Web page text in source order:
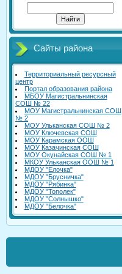
Сайты района
Территориальный ресурсный
центр
Портал образования района
МБОУ Магистральнинская
СОШ № 22
МОУ Магистральнинская СОШ
№ 2
МОУ Ульканская СОШ № 2
МОУ Ключевская СОШ
МОУ Карамская ООШ
МОУ Казачинская СОШ
МОУ Окунайская СОШ № 1
МКОУ Ульканская ООШ № 1
МДОУ "Елочка"
МДОУ "Брусничка"
МДОУ "Рябинка"
МДОУ "Тополек"
МДОУ "Солнышко"
МДОУ "Белочка"